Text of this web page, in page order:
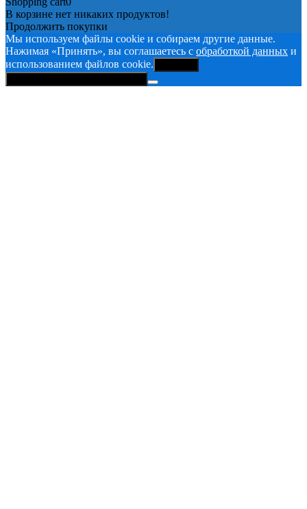
В корзине нет никаких продуктов!
Продолжить покупки
Мы используем файлы cookie и собираем другие данные.
Нажимая «Принять», вы соглашаетесь с обработкой данных и
использованием файлов cookie.